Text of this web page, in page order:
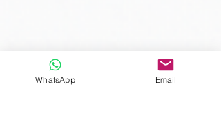
WhatsApp Email